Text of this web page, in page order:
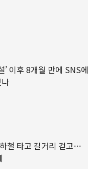
’ 이후 8개월 만에 SNS에
철 타고 길거리 걷고…